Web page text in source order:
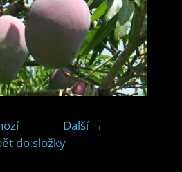
Další →
do složky